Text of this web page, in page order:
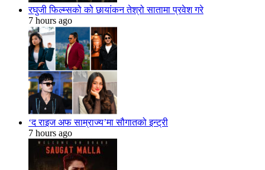
रघुजी फिल्म्सको को छायांकन तेश्रो सातामा प्रवेश गरे
7 hours ago
‘द राइज अफ साम्राज्य’मा सौगातको इन्ट्री
7 hours ago